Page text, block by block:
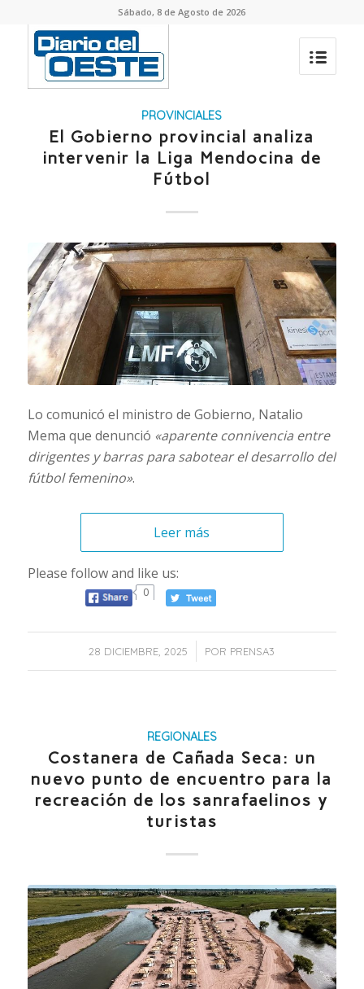
Sábado, 8 de Agosto de 2026
PROVINCIALES
El Gobierno provincial analiza
intervenir la Liga Mendocina de
Fútbol
Lo comunicó el ministro de Gobierno, Natalio
Mema que denunció «aparente connivencia entre
dirigentes y barras para sabotear el desarrollo del
fútbol femenino».
Leer más
Please follow and like us:
0
28 DICIEMBRE, 2025
/ POR PRENSA3
REGIONALES
Costanera de Cañada Seca: un
nuevo punto de encuentro para la
recreación de los sanrafaelinos y
turistas